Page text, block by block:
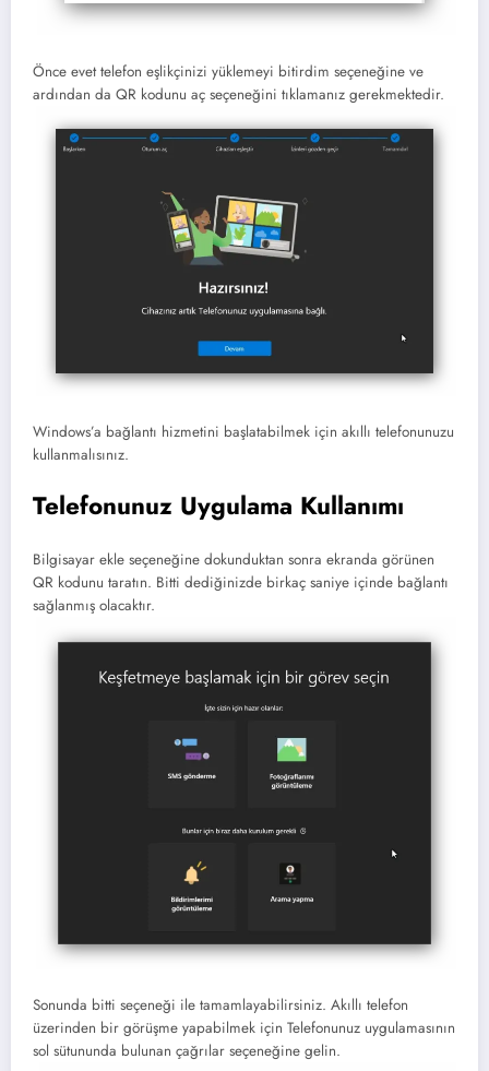
Önce evet telefon eşlikçinizi yüklemeyi bitirdim seçeneğine ve
ardından da QR kodunu aç seçeneğini tıklamanız gerekmektedir.
Windows’a bağlantı hizmetini başlatabilmek için akıllı telefonunuzu
kullanmalısınız.
Telefonunuz Uygulama Kullanımı
Bilgisayar ekle seçeneğine dokunduktan sonra ekranda görünen
QR kodunu taratın. Bitti dediğinizde birkaç saniye içinde bağlantı
sağlanmış olacaktır.
Sonunda bitti seçeneği ile tamamlayabilirsiniz. Akıllı telefon
üzerinden bir görüşme yapabilmek için Telefonunuz uygulamasının
sol sütununda bulunan çağrılar seçeneğine gelin.